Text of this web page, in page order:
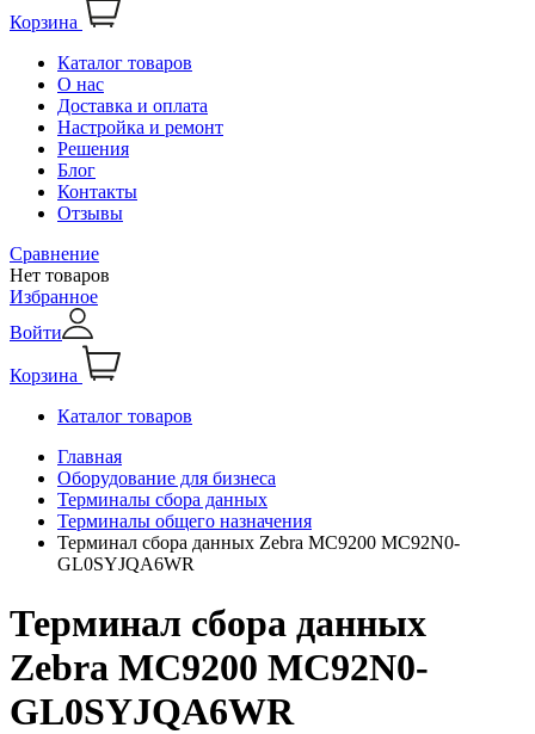
Корзина
Каталог товаров
О нас
Доставка и оплата
Настройка и ремонт
Решения
Блог
Контакты
Отзывы
Сравнение
Нет товаров
Избранное
Войти
Корзина
Каталог товаров
Главная
Оборудование для бизнеса
Терминалы сбора данных
Терминалы общего назначения
Терминал сбора данных Zebra MC9200 MC92N0-
GL0SYJQA6WR
Терминал сбора данных
Zebra MC9200 MC92N0-
GL0SYJQA6WR